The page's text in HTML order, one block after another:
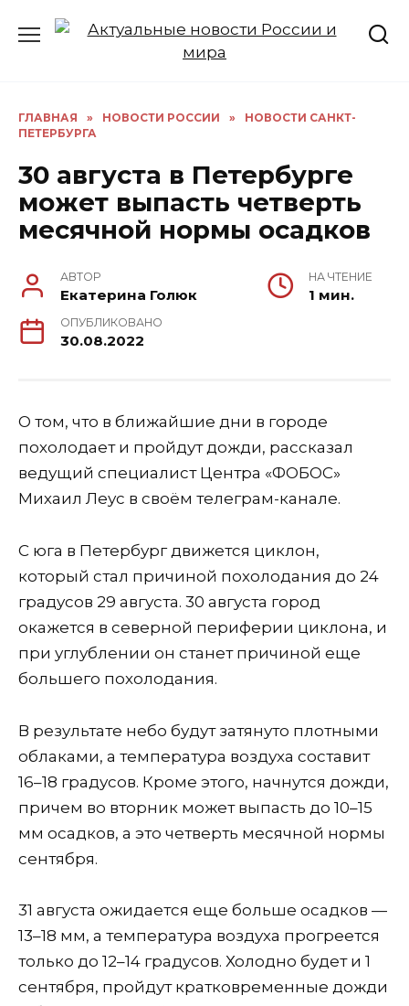
ГЛАВНАЯ » НОВОСТИ РОССИИ »
НОВОСТИ САНКТ-
ПЕТЕРБУРГА
30 августа в Петербурге
может выпасть четверть
месячной нормы осадков
АВТОР
Екатерина Голюк
НА ЧТЕНИЕ
1 мин.
ОПУБЛИКОВАНО
30.08.2022
О том, что в ближайшие дни в городе
похолодает и пройдут дожди, рассказал
ведущий специалист Центра «ФОБОС»
Михаил Леус в своём телеграм-канале.
С юга в Петербург движется циклон,
который стал причиной похолодания до 24
градусов 29 августа. 30 августа город
окажется в северной периферии циклона, и
при углублении он станет причиной еще
большего похолодания.
В результате небо будут затянуто плотными
облаками, а температура воздуха составит
16–18 градусов. Кроме этого, начнутся дожди,
причем во вторник может выпасть до 10–15
мм осадков, а это четверть месячной нормы
сентября.
31 августа ожидается еще больше осадков —
13–18 мм, а температура воздуха прогреется
только до 12–14 градусов. Холодно будет и 1
сентября, пройдут кратковременные дожди